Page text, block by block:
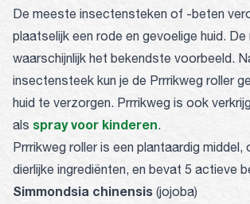
De meeste insectensteken of -beten
plaatselijk een rode en gevoelige huid. De
waarschijnlijk het bekendste voorbeeld.
insectensteek kun je de Prrrikweg roller
huid te verzorgen. Prrrikweg is ook
als spray voor kinderen.
Prrrikweg roller is een plantaardig middel,
dierlijke ingrediënten, en bevat 5 actieve
Simmondsia chinensis (jojoba)